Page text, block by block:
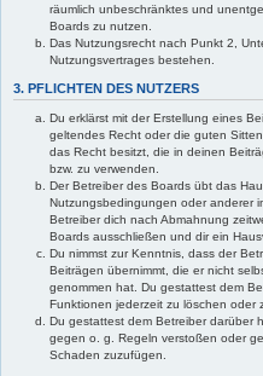
räumlich unbeschränktes und
Boards zu nutzen.
Das Nutzungsrecht nach Punkt 2,
Nutzungsvertrages bestehen.
3. PFLICHTEN DES NUTZERS
Du erklärst mit der Erstellung eines
geltendes Recht oder die guten
das Recht besitzt, die in deinen
bzw. zu verwenden.
Der Betreiber des Boards übt das
Nutzungsbedingungen oder anderer
Betreiber dich nach Abmahnung
Boards ausschließen und dir ein
Du nimmst zur Kenntnis, dass der
Beiträgen übernimmt, die er nicht
genommen hat. Du gestattest dem
Funktionen jederzeit zu löschen oder
Du gestattest dem Betreiber darüber
gegen o. g. Regeln verstoßen oder
Schaden zuzufügen.